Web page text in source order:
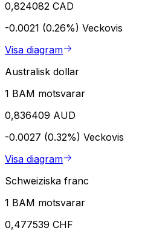
0,824082 CAD
-0.0021 (0.26%) Veckovis
Visa diagram
Australisk dollar
1 BAM motsvarar
0,836409 AUD
-0.0027 (0.32%) Veckovis
Visa diagram
Schweiziska franc
1 BAM motsvarar
0,477539 CHF